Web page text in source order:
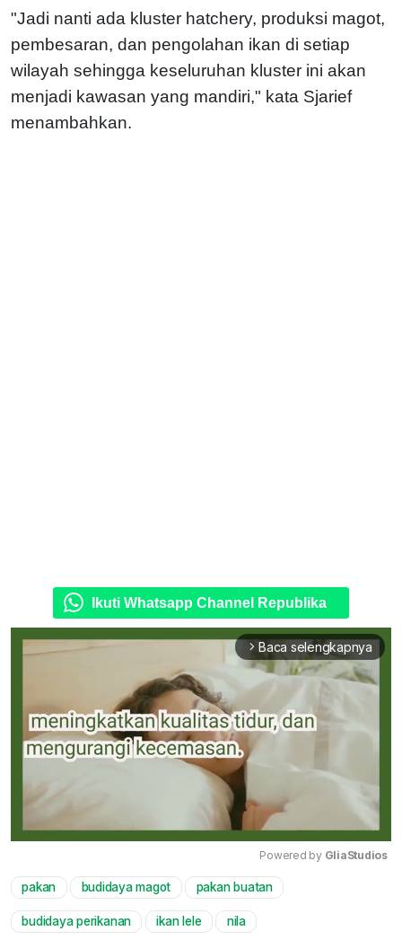
"Jadi nanti ada kluster hatchery, produksi magot,
pembesaran, dan pengolahan ikan di setiap
wilayah sehingga keseluruhan kluster ini akan
menjadi kawasan yang mandiri," kata Sjarief
menambahkan.
Ikuti Whatsapp Channel Republika
arrow_forward_ios Baca selengkapnya
Powered by GliaStudios
pakan budidaya magot pakan buatan
budidaya perikanan ikan lele nila